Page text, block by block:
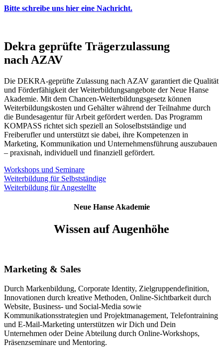
Bitte schreibe uns hier eine Nachricht.
Dekra geprüfte Trägerzulassung
nach AZAV
Die DEKRA-geprüfte Zulassung nach AZAV garantiert die Qualität
und Förderfähigkeit der Weiterbildungsangebote der Neue Hanse
Akademie. Mit dem Chancen-Weiterbildungsgesetz können
Weiterbildungskosten und Gehälter während der Teilnahme durch
die Bundesagentur für Arbeit gefördert werden. Das Programm
KOMPASS richtet sich speziell an Soloselbstständige und
Freiberufler und unterstützt sie dabei, ihre Kompetenzen in
Marketing, Kommunikation und Unternehmensführung auszubauen
– praxisnah, individuell und finanziell gefördert.
Workshops und Seminare
Weiterbildung für Selbstständige
Weiterbildung für Angestellte
Neue Hanse Akademie
Wissen auf Augenhöhe
Marketing & Sales
Durch Markenbildung, Corporate Identity, Zielgruppendefinition,
Innovationen durch kreative Methoden, Online-Sichtbarkeit durch
Website, Business- und Social-Media sowie
Kommunikationsstrategien und Projektmanagement, Telefontraining
und E-Mail-Marketing unterstützen wir Dich und Dein
Unternehmen oder Deine Abteilung durch Online-Workshops,
Präsenzseminare und Mentoring.